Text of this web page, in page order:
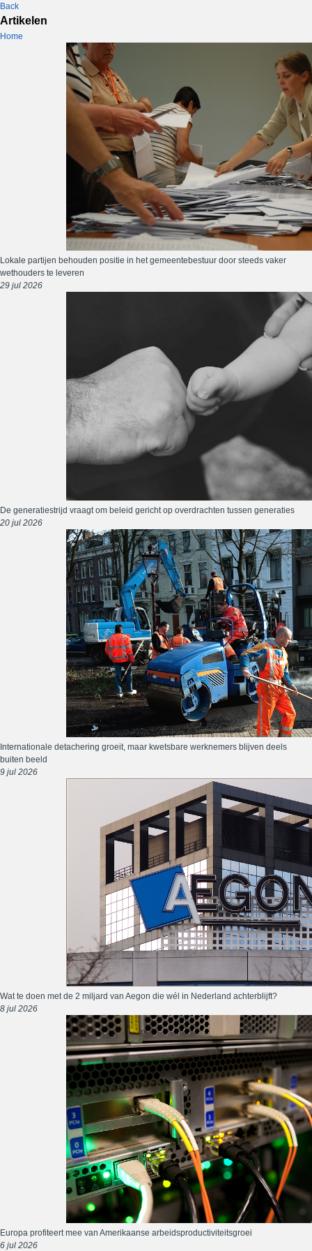
Back
Artikelen
Home
Lokale partijen behouden positie in het gemeentebestuur door steeds vaker
wethouders te leveren
29 jul 2026
De generatiestrijd vraagt om beleid gericht op overdrachten tussen generaties
20 jul 2026
Internationale detachering groeit, maar kwetsbare werknemers blijven deels
buiten beeld
9 jul 2026
Wat te doen met de 2 miljard van Aegon die wél in Nederland achterblijft?
8 jul 2026
Europa profiteert mee van Amerikaanse arbeidsproductiviteitsgroei
6 jul 2026